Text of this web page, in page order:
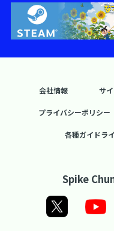
会社情報 サ
プライバシーポリシー
各種ガイドラ
Spike